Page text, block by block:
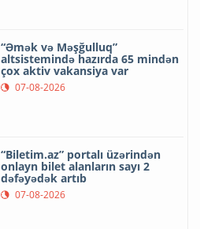
“Əmək və Məşğulluq”
altsistemində hazırda 65 mindən
çox aktiv vakansiya var
07-08-2026
“Biletim.az” portalı üzərindən
onlayn bilet alanların sayı 2
dəfəyədək artıb
07-08-2026